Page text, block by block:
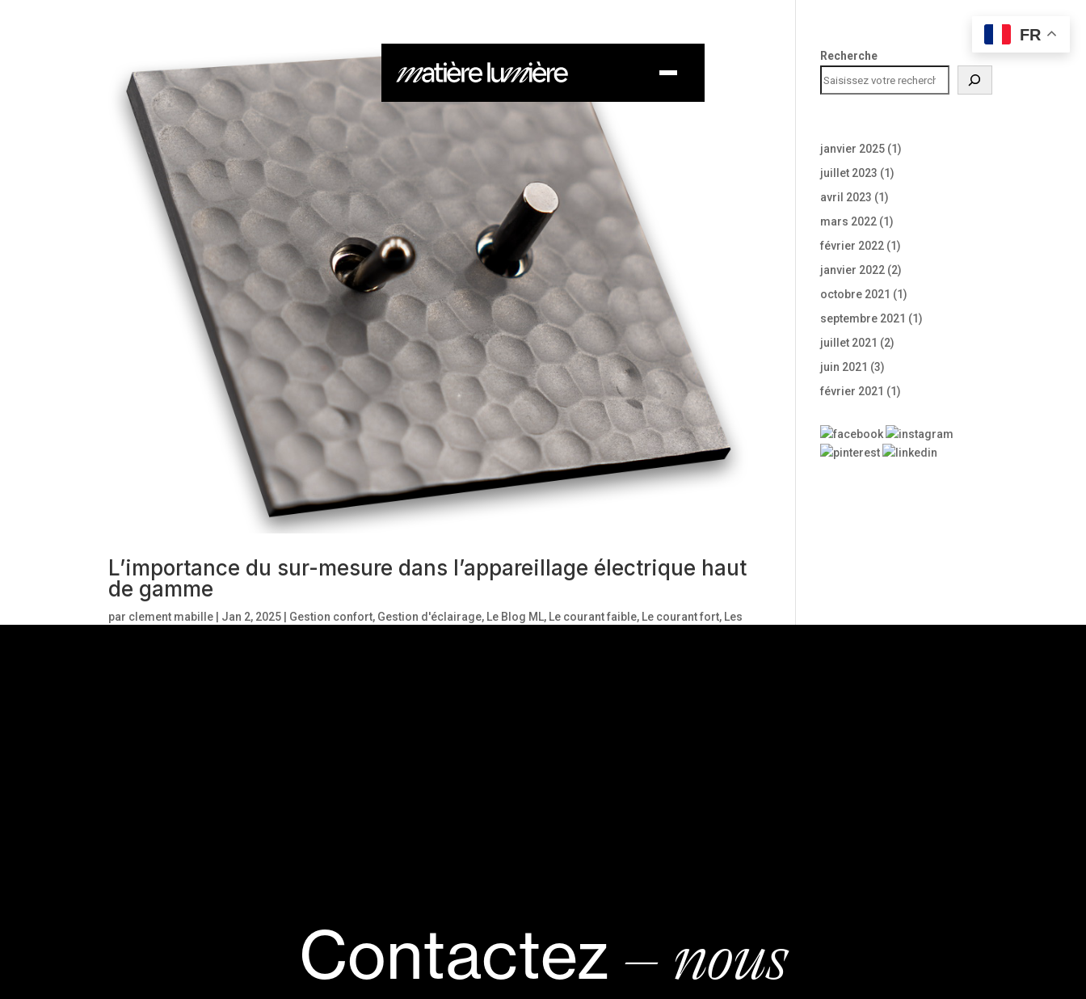
SAVOIR-FAIRE
DOCUMENTS
BLOG
CONTACT
L’importance du sur-mesure dans l’appareillage électrique haut
de gamme
par clement mabille Jan 2, 2025 Gestion confort, Gestion d'éclairage, Le Blog ML, Le courant faible, Le courant fort, Les
Recherche
janvier 2025 (1)
juillet 2023 (1)
avril 2023 (1)
mars 2022 (1)
février 2022 (1)
janvier 2022 (2)
octobre 2021 (1)
septembre 2021 (1)
juillet 2021 (2)
juin 2021 (3)
février 2021 (1)
Contactez – nous
FR